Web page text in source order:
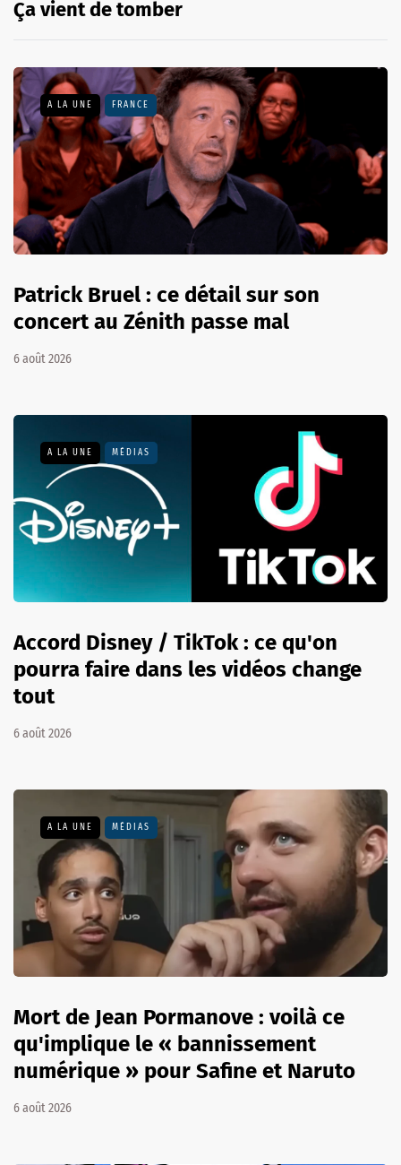
Ça vient de tomber
A LA UNE FRANCE
Patrick Bruel : ce détail sur son
concert au Zénith passe mal
6 août 2026
A LA UNE MÉDIAS
Accord Disney / TikTok : ce qu'on
pourra faire dans les vidéos change
tout
6 août 2026
A LA UNE MÉDIAS
Mort de Jean Pormanove : voilà ce
qu'implique le « bannissement
numérique » pour Safine et Naruto
6 août 2026